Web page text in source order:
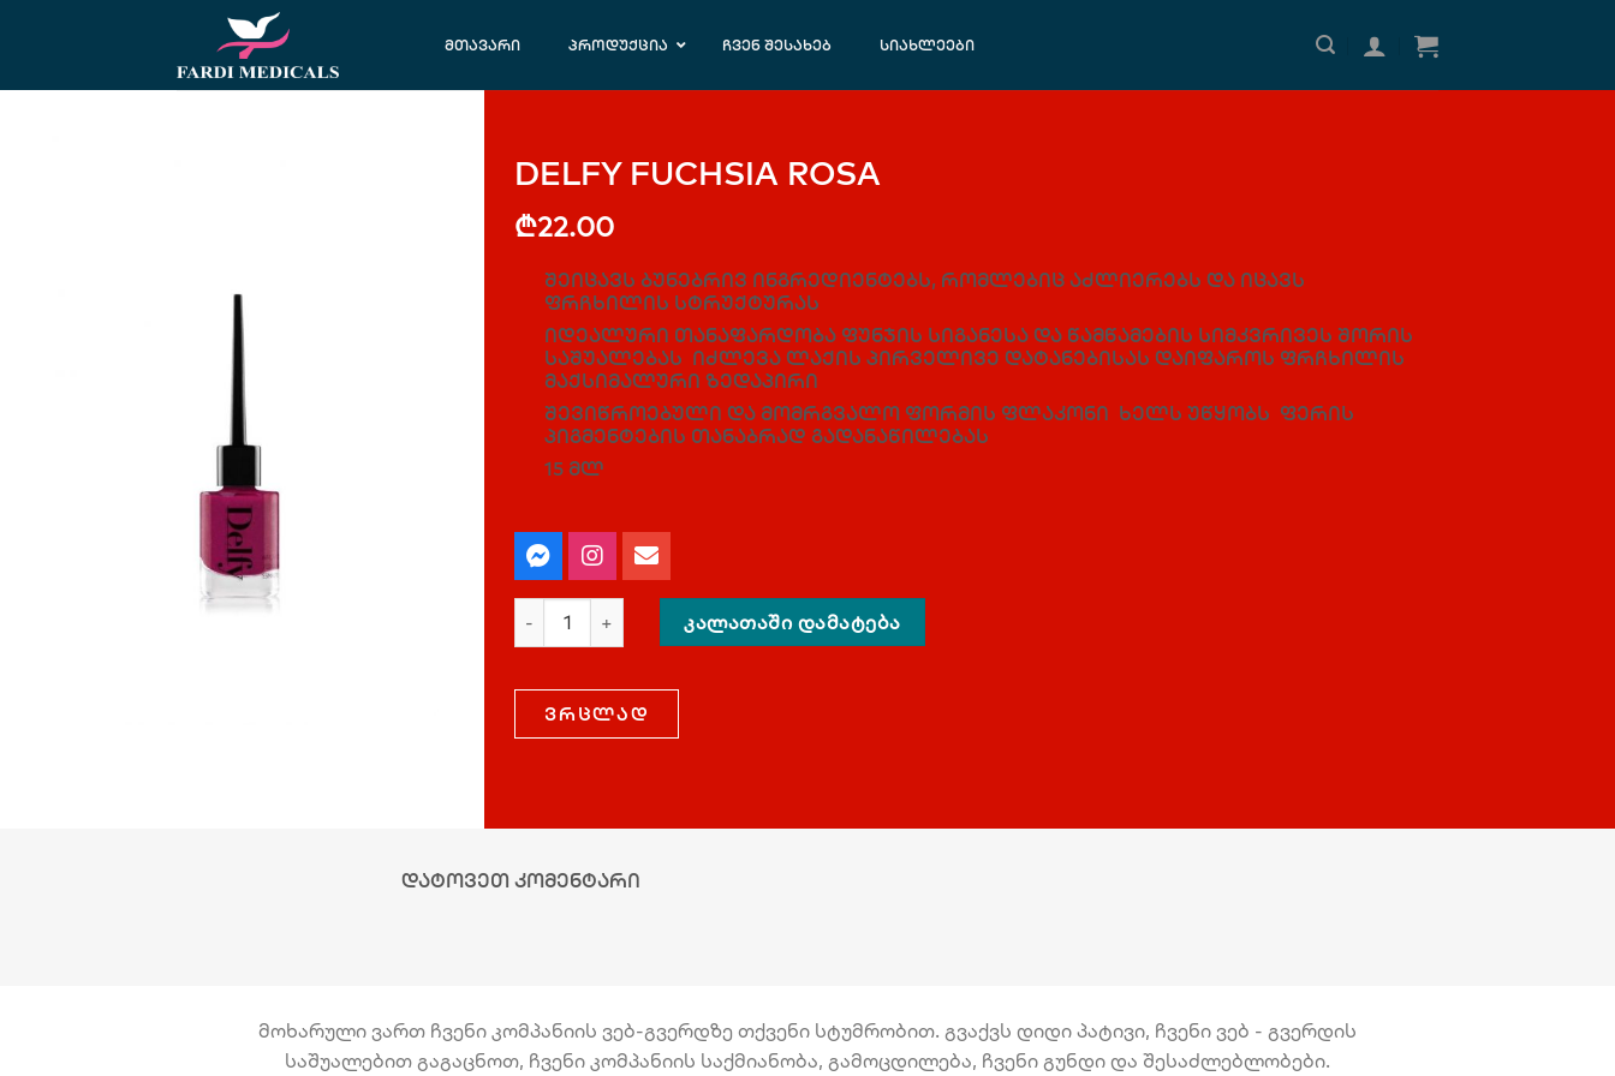
მთავარი პროდუქცია ჩვენ შესახებ სიახლეები
DELFY FUCHSIA ROSA
₾22.00
შეიცავს ბუნებრივ ინგრედიენტებს, რომლებიც აძლიერებს და იცავს
ფრჩხილის სტრუქტურას
იდეალური თანაფარდობა ფუნჯის სიგანესა და წამწამების სიმკვრივეს შორის
საშუალებას იძლევა ლაქის პირველივე დატანებისას დაიფაროს ფრჩხილის
მაქსიმალური ზედაპირი
შევიწროებული და მომრგვალო ფორმის ფლაკონი ხელს უწყობს ფერის
პიგმენტების თანაბრად გადანაწილებას
15 მლ
ᲙᲐᲚᲐᲗᲐᲨᲘ ᲓᲐᲛᲐᲢᲔᲑᲐ
ვრცლად
დატოვეთ კომენტარი
მოხარული ვართ ჩვენი კომპანიის ვებ-გვერდზე თქვენი სტუმრობით. გვაქვს დიდი პატივი, ჩვენი ვებ - გვერდის
საშუალებით გაგაცნოთ, ჩვენი კომპანიის საქმიანობა, გამოცდილება, ჩვენი გუნდი და შესაძლებლობები.